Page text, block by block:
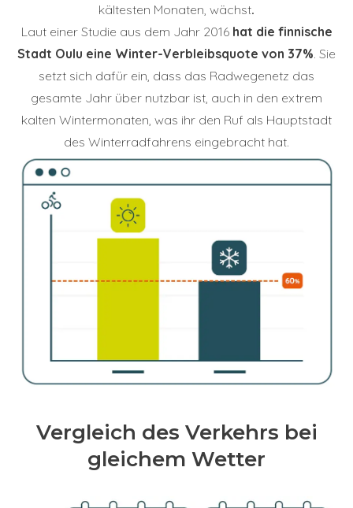
kältesten Monaten, wächst.
Laut einer Studie aus dem Jahr 2016hat die finnische
Stadt Oulu eine Winter-Verbleibsquote von 37%. Sie
setzt sich dafür ein, dass das Radwegenetz das
gesamte Jahr über nutzbar ist, auch in den extrem
kalten Wintermonaten, was ihr den Ruf als Hauptstadt
des Winterradfahrens eingebracht hat.
Vergleich des Verkehrs bei
gleichem Wetter